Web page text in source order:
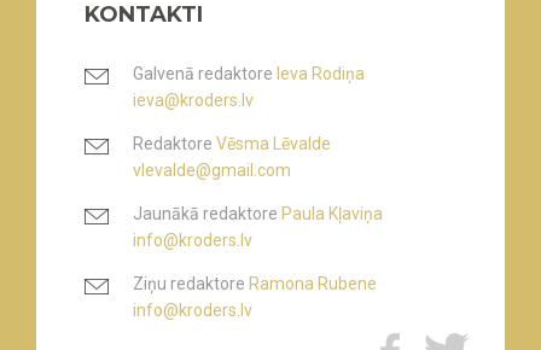
KONTAKTI
Galvenā redaktore Ieva Rodiņa
ieva@kroders.lv
Redaktore Vēsma Lēvalde
vlevalde@gmail.com
Jaunākā redaktore Paula Kļaviņa
info@kroders.lv
Ziņu redaktore Ramona Rubene
info@kroders.lv